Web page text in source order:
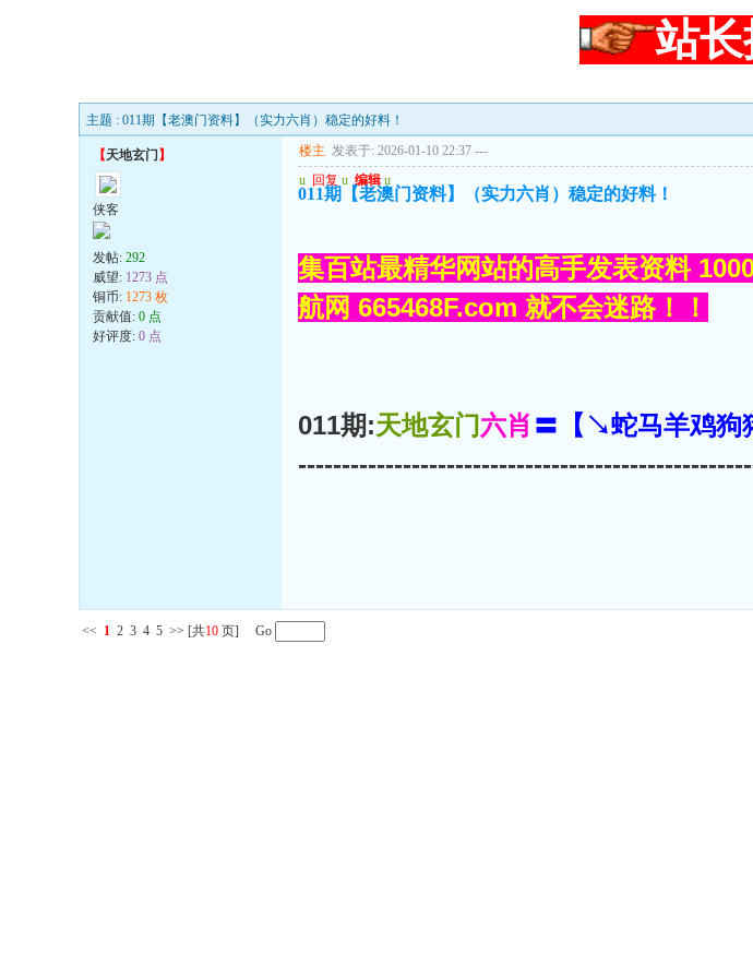
站
主题 : 011期【老澳门资料】（实力六肖）稳定的好料！
【天地玄门 】
侠客
发帖: 292
威望: 1273 点
铜币: 1273 枚
贡献值: 0 点
好评度: 0 点
楼主 发表于: 2026-01-10 22:37 ---
u 回复 u 编辑 u
011期【老澳门资料】（实力六肖）稳定的好料！
集百站最精华网站的高手发表资料
航网 665468F.com 就不会迷路！！
011期:天地玄门六肖 〓【↘蛇马羊鸡
<< 1 2 3 4 5 >> [共10 页] Go